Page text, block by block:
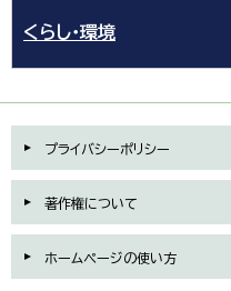
くらし・環境
プライバシーポリシー
著作権について
ホームページの使い方